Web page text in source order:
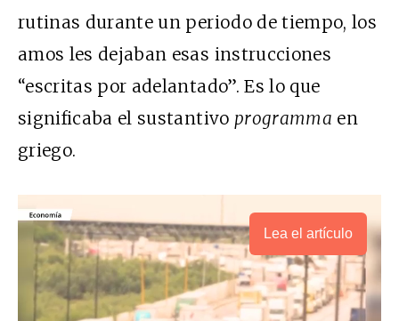
rutinas durante un periodo de tiempo, los
amos les dejaban esas instrucciones
“escritas por adelantado”. Es lo que
significaba el sustantivo programma en
griego.
Lea el artículo